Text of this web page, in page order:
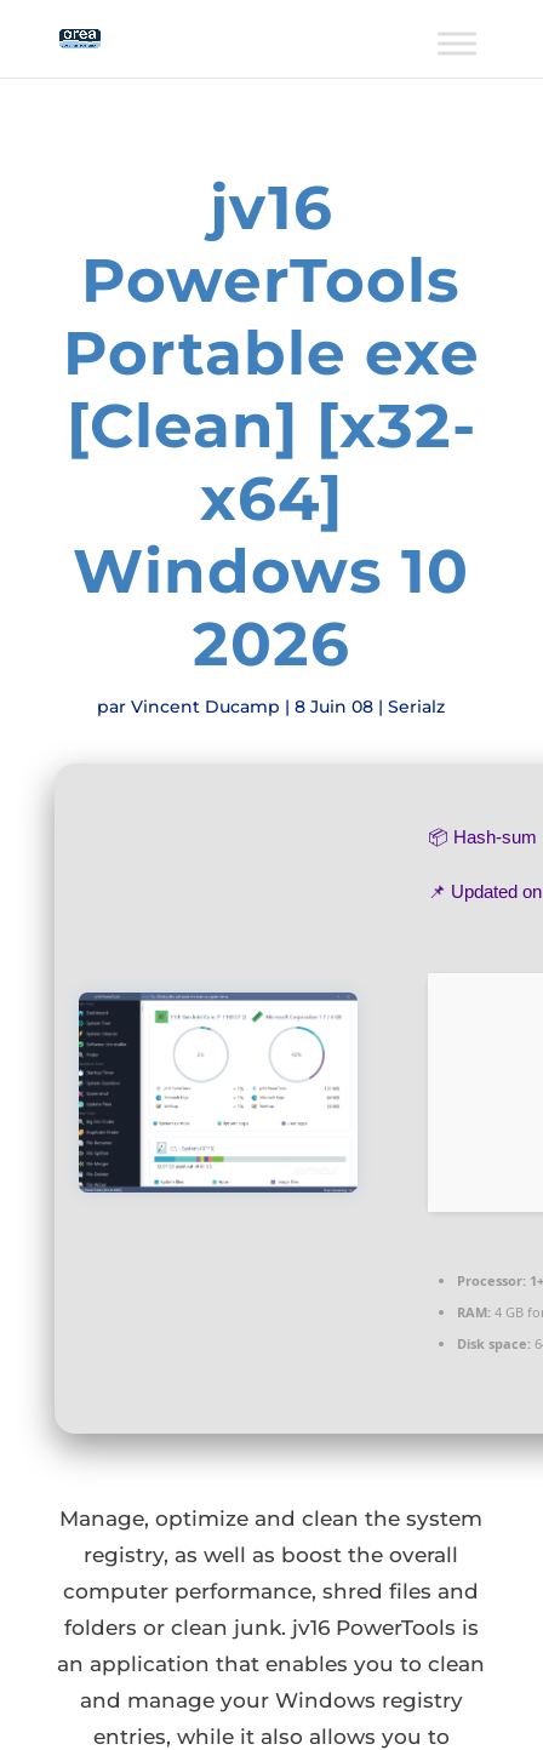
jv16
PowerTools
Portable exe
[Clean] [x32-
x64]
Windows 10
2026
parVincent Ducamp |8 Juin 08 |Serialz
📦 Hash-
📌 Updated
Processor:
RAM:4 GB
Disk space:
Manage, optimize and clean the system
registry, as well as boost the overall
computer performance, shred files and
folders or clean junk. jv16 PowerTools is
an application that enables you to clean
and manage your Windows registry
entries, while it also allows you to